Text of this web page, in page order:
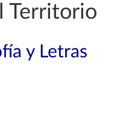
Territorio
y Letras